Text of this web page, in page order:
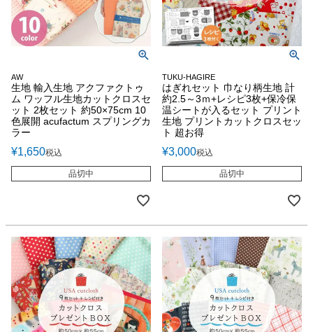
AW
生地 輸入生地 アクファクトゥ
ム ワッフル生地カットクロスセ
ット 2枚セット 約50×75cm 10
色展開 acufactum スプリングカ
ラー
¥1,650税込
品切中
TUKU-HAGIRE
はぎれセット 巾なり柄生地 計
約2.5～3ｍ+レシピ3枚+保冷保
温シートが入るセット プリント
生地 プリントカットクロスセッ
ト 超お得
¥3,000税込
品切中